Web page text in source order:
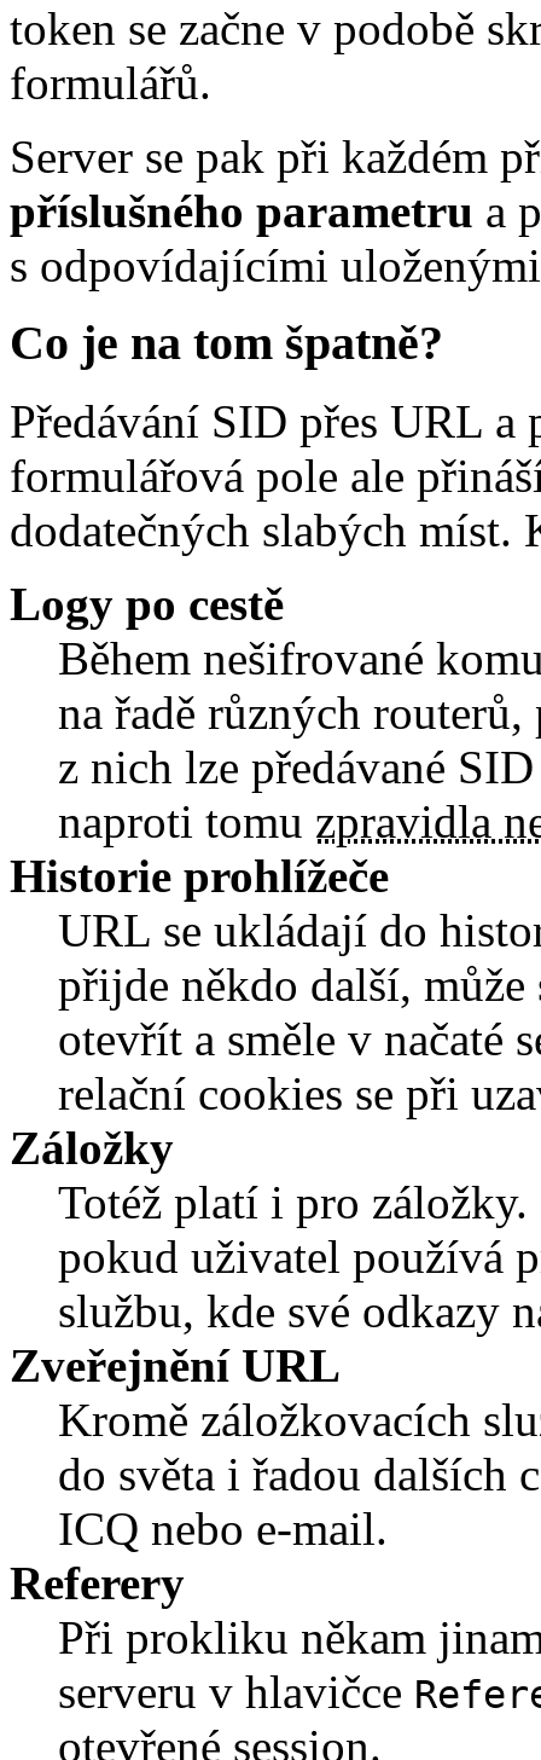
token se začne v podobě
formulářů.
Server se pak při každém
příslušného parametru a
s odpovídajícími
Co je na tom špatně?
Předávání SID přes URL a
formulářová pole ale
dodatečných slabých míst.
Logy po cestě
Během nešifrované
na řadě různých
z nich lze předávané
naproti tomu zpravidla
Historie prohlížeče
URL se ukládají do
přijde někdo další,
otevřít a směle v načaté
relační cookies se při
Záložky
Totéž platí i pro
pokud uživatel používá
službu, kde své odkazy
Zveřejnění URL
Kromě záložkovacích
do světa i řadou dalších
ICQ nebo e-mail.
Referery
Při prokliku někam
serveru v hlavičce
otevřené session.